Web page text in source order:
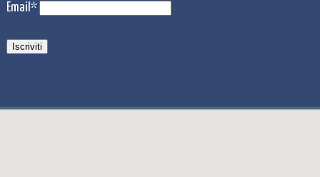
Email*